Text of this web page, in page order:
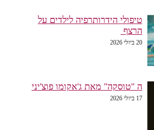
טיפולי הידרותרפיה לילדים על
הרצף
20 ביולי 2026
ה "טוסקה" מאת ג'אקומו פוצ'יני
17 ביולי 2026